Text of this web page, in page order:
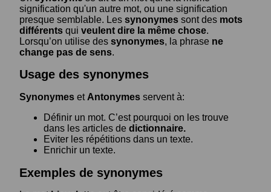
signification qu'un autre mot, ou une signification
presque semblable. Les synonymes sont des mots
différents qui veulent dire la même chose.
Lorsqu’on utilise des synonymes, la phrase ne
change pas de sens.
Usage des synonymes
Synonymes et Antonymes servent à:
Définir un mot. C’est pourquoi on les trouve
dans les articles de dictionnaire.
Eviter les répétitions dans un texte.
Enrichir un texte.
Exemples de synonymes